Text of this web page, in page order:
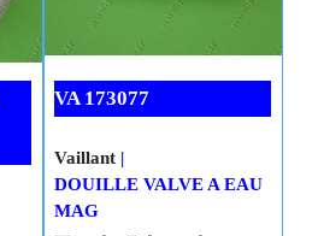
VA 173077
€ 0.47
DOUILLE VALVE A EAU
MAG